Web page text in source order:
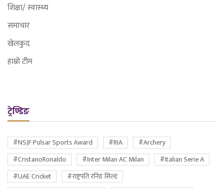
शिक्षा/ स्वास्थ्य
समाचार
खेलकुद
हाम्रो टीम
ट्रेण्डिङ
#NSJF Pulsar Sports Award #RIA
#Archery
#CristanoRonaldo
#Inter Milan AC Milan
#Italian Serie A
#UAE Cricket
#राष्ट्रपति रनिङ सिल्ड